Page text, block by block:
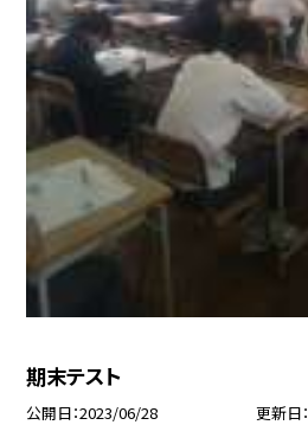
期末テスト
公開日 2023/06/28 更新日